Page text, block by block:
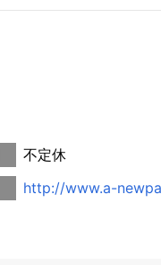
不定休
http://www.a-